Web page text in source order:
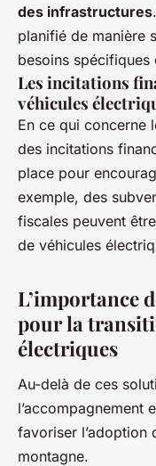
des infrastructures
planifié de manière
besoins spécifiques
Les incitations
véhicules
En ce qui concerne
des incitations
place pour
exemple, des
fiscales peuvent
de véhicules
L’importance
pour la
électriques
Au-delà de ces
l’accompagnement
favoriser l’adoption
montagne.